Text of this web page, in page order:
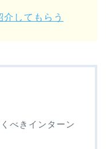
してもらう
べきインターン